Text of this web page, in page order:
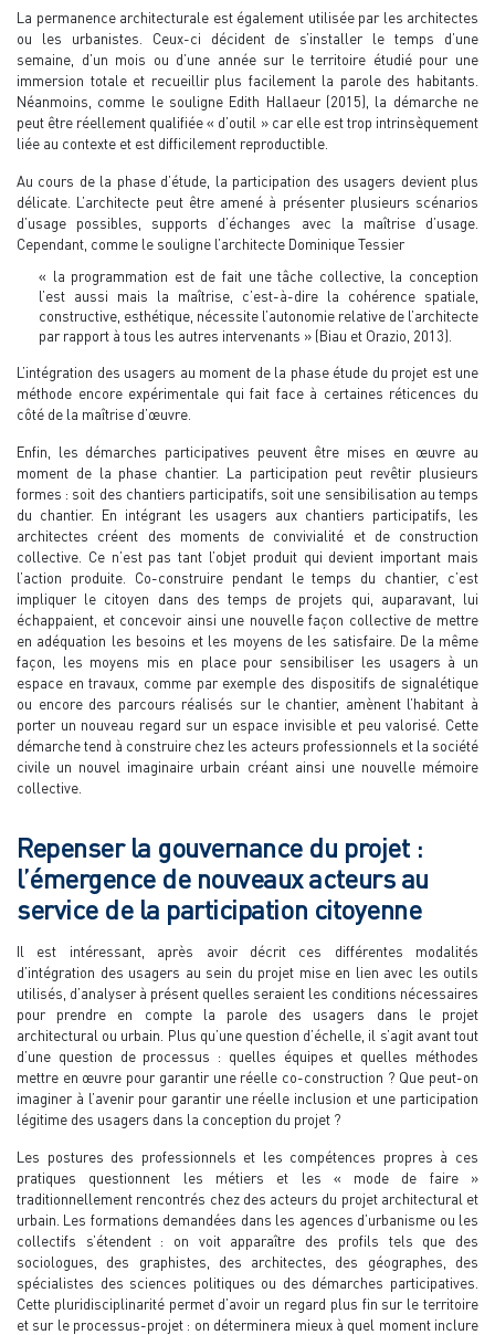
La permanence architecturale est également utilisée par les architectes
ou les urbanistes. Ceux-ci décident de s’installer le temps d’une
semaine, d’un mois ou d’une année sur le territoire étudié pour une
immersion totale et recueillir plus facilement la parole des habitants.
Néanmoins, comme le souligne Edith Hallaeur (2015), la démarche ne
peut être réellement qualifiée « d’outil » car elle est trop intrinsèquement
liée au contexte et est difficilement reproductible.
Au cours de la phase d’étude, la participation des usagers devient plus
délicate. L’architecte peut être amené à présenter plusieurs scénarios
d’usage possibles, supports d’échanges avec la maîtrise d’usage.
Cependant, comme le souligne l’architecte Dominique Tessier
« la programmation est de fait une tâche collective, la conception
l’est aussi mais la maîtrise, c’est-à-dire la cohérence spatiale,
constructive, esthétique, nécessite l’autonomie relative de l’architecte
par rapport à tous les autres intervenants » (Biau et Orazio, 2013).
L’intégration des usagers au moment de la phase étude du projet est une
méthode encore expérimentale qui fait face à certaines réticences du
côté de la maîtrise d’œuvre.
Enfin, les démarches participatives peuvent être mises en œuvre au
moment de la phase chantier. La participation peut revêtir plusieurs
formes : soit des chantiers participatifs, soit une sensibilisation au temps
du chantier. En intégrant les usagers aux chantiers participatifs, les
architectes créent des moments de convivialité et de construction
collective. Ce n’est pas tant l’objet produit qui devient important mais
l’action produite. Co-construire pendant le temps du chantier, c’est
impliquer le citoyen dans des temps de projets qui, auparavant, lui
échappaient, et concevoir ainsi une nouvelle façon collective de mettre
en adéquation les besoins et les moyens de les satisfaire. De la même
façon, les moyens mis en place pour sensibiliser les usagers à un
espace en travaux, comme par exemple des dispositifs de signalétique
ou encore des parcours réalisés sur le chantier, amènent l’habitant à
porter un nouveau regard sur un espace invisible et peu valorisé. Cette
démarche tend à construire chez les acteurs professionnels et la société
civile un nouvel imaginaire urbain créant ainsi une nouvelle mémoire
collective.
Repenser la gouvernance du projet :
l’émergence de nouveaux acteurs au
service de la participation citoyenne
Il est intéressant, après avoir décrit ces différentes modalités
d’intégration des usagers au sein du projet mise en lien avec les outils
utilisés, d’analyser à présent quelles seraient les conditions nécessaires
pour prendre en compte la parole des usagers dans le projet
architectural ou urbain. Plus qu’une question d’échelle, il s’agit avant tout
d’une question de processus : quelles équipes et quelles méthodes
mettre en œuvre pour garantir une réelle co-construction ? Que peut-on
imaginer à l’avenir pour garantir une réelle inclusion et une participation
légitime des usagers dans la conception du projet ?
Les postures des professionnels et les compétences propres à ces
pratiques questionnent les métiers et les « mode de faire »
traditionnellement rencontrés chez des acteurs du projet architectural et
urbain. Les formations demandées dans les agences d’urbanisme ou les
collectifs s’étendent : on voit apparaître des profils tels que des
sociologues, des graphistes, des architectes, des géographes, des
spécialistes des sciences politiques ou des démarches participatives.
Cette pluridisciplinarité permet d’avoir un regard plus fin sur le territoire
et sur le processus-projet : on déterminera mieux à quel moment inclure